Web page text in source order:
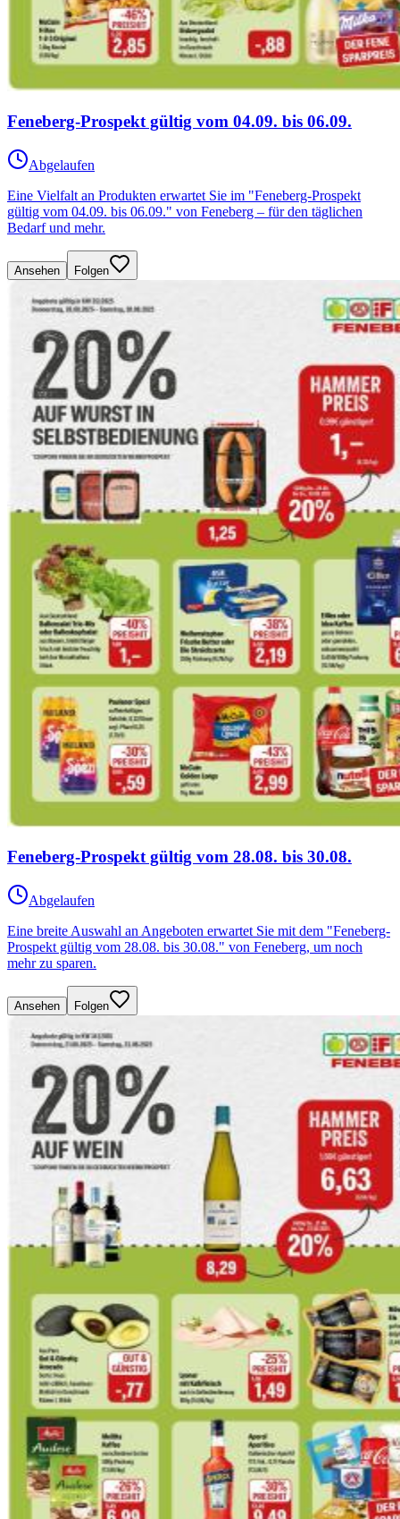
Feneberg-Prospekt gültig vom 04.09. bis 06.09.
Abgelaufen
Eine Vielfalt an Produkten erwartet Sie im "Feneberg-Prospekt
gültig vom 04.09. bis 06.09." von Feneberg – für den täglichen
Bedarf und mehr.
Ansehen Folgen
Feneberg-Prospekt gültig vom 28.08. bis 30.08.
Abgelaufen
Eine breite Auswahl an Angeboten erwartet Sie mit dem "Feneberg-
Prospekt gültig vom 28.08. bis 30.08." von Feneberg, um noch
mehr zu sparen.
Ansehen Folgen